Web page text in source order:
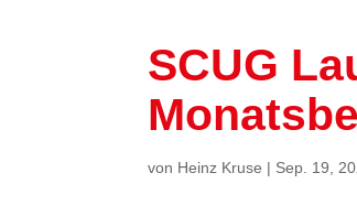
SCUG
von Heinz Kruse | Sep. 19,